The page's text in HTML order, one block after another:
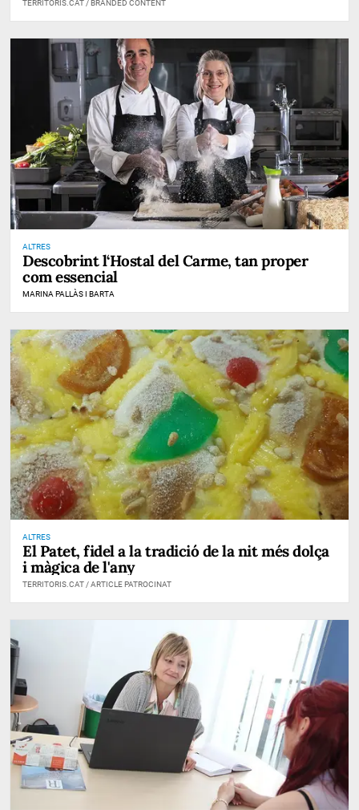
TERRITORIS.CAT / BRANDED CONTENT
ALTRES
Descobrint l‘Hostal del Carme, tan proper
com essencial
MARINA PALLÀS I BARTA
ALTRES
El Patet, fidel a la tradició de la nit més dolça
i màgica de l'any
TERRITORIS.CAT / ARTICLE PATROCINAT